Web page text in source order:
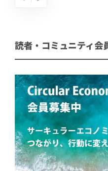
読者・コミュニティ会